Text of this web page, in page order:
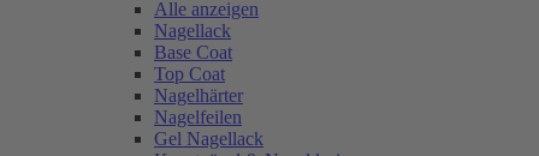
Alle anzeigen
Nagellack
Base Coat
Top Coat
Nagelhärter
Nagelfeilen
Gel Nagellack